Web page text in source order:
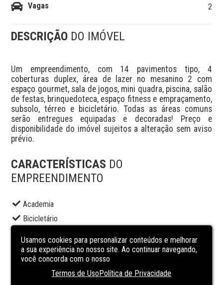
Vagas 2
DESCRIÇÃO DO IMÓVEL
Um empreendimento, com 14 pavimentos tipo, 4
coberturas duplex, área de lazer no mesanino 2 com
espaço gourmet, sala de jogos, mini quadra, piscina, salão
de festas, brinquedoteca, espaço fitness e empraçamento,
subsolo, térreo e bicicletário. Todas as áreas comuns
serão entregues equipadas e decoradas! Preço e
disponibilidade do imóvel sujeitos a alteração sem aviso
prévio.
CARACTERÍSTICAS DO
EMPREENDIMENTO
Academia
Bicicletário
Elevador social
Piscina adulto
Playground
Usamos cookies para personalizar conteúdos e melhorar
a sua experiência no nosso site. Ao continuar navegando,
você concorda com o nosso
Termos de UsoPolítica de Privacidade